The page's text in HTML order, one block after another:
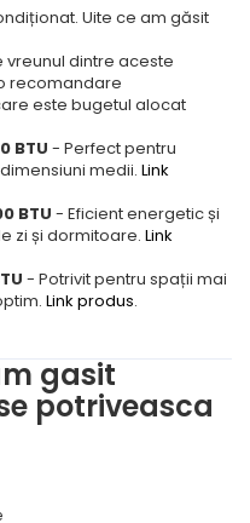
Uite ce am găsit
vreunul dintre aceste
recomandare
este bugetul alocat
BTU - Perfect pentru
medii. Link
BTU - Eficient energetic și
zi și dormitoare. Link
- Potrivit pentru spații mai
Link produs.
gasit
potriveasca